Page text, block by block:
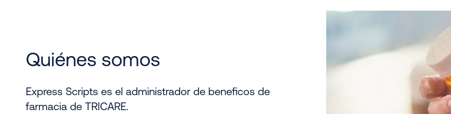
Quiénes somos
Express Scripts es el administrador de beneficos de
farmacia de TRICARE.